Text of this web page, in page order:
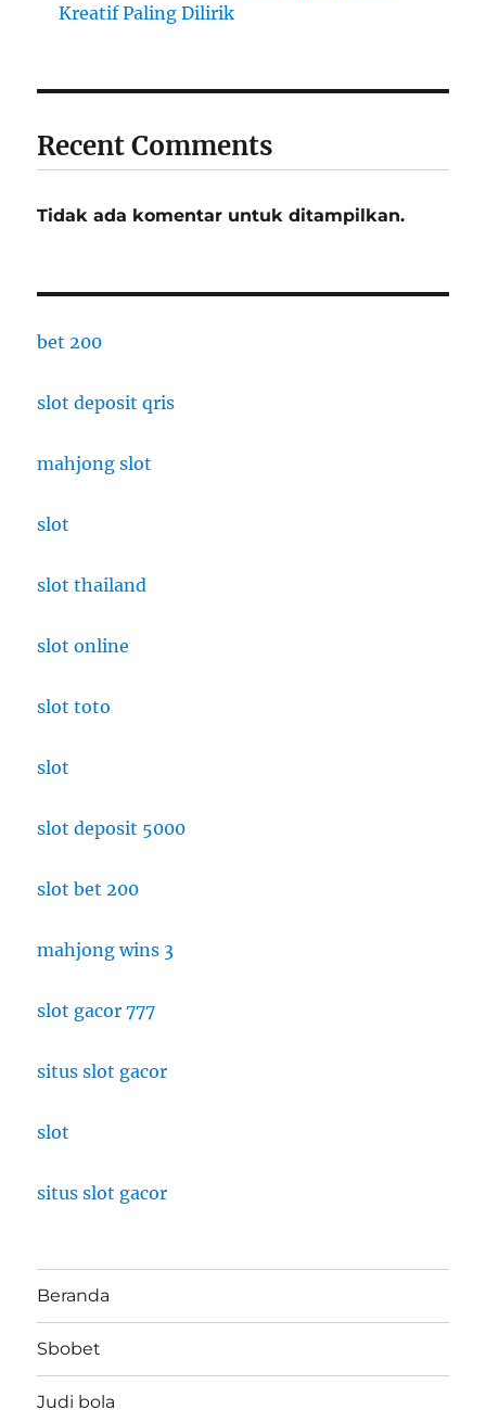
Kreatif Paling Dilirik
Recent Comments
Tidak ada komentar untuk ditampilkan.
bet 200
slot deposit qris
mahjong slot
slot
slot thailand
slot online
slot toto
slot
slot deposit 5000
slot bet 200
mahjong wins 3
slot gacor 777
situs slot gacor
slot
situs slot gacor
Beranda
Sbobet
Judi bola